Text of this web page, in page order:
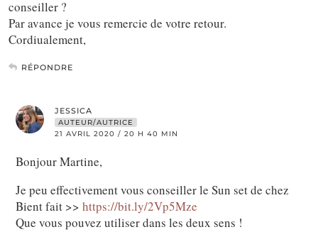
conseiller ?
Par avance je vous remercie de votre retour.
Cordiualement,
RÉPONDRE
JESSICA
AUTEUR/AUTRICE
21 AVRIL 2020 / 20 H 40 MIN
Bonjour Martine,
Je peu effectivement vous conseiller le Sun set de chez
Bient fait >> https://bit.ly/2Vp5Mze
Que vous pouvez utiliser dans les deux sens !